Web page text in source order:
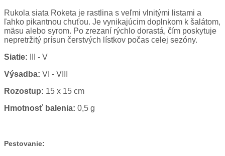
Rukola siata Roketa je rastlina s veľmi vlnitými listami a
ľahko pikantnou chuťou. Je vynikajúcim doplnkom k šalátom,
mäsu alebo syrom. Po zrezaní rýchlo dorastá, čím poskytuje
nepretržitý prísun čerstvých lístkov počas celej sezóny.
Siatie: III - V
Výsadba: VI - VIII
Rozostup: 15 x 15 cm
Hmotnosť balenia: 0,5 g
Pestovanie: